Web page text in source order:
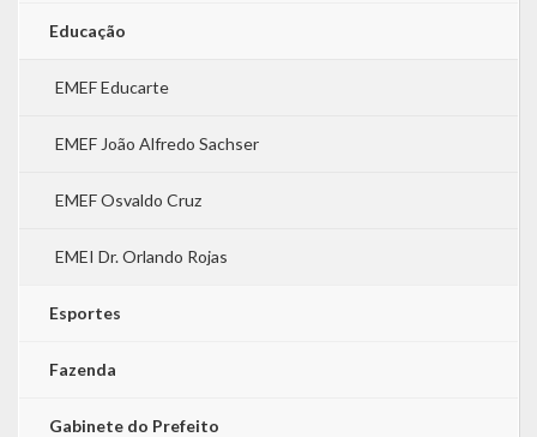
Educação
EMEF Educarte
EMEF João Alfredo Sachser
EMEF Osvaldo Cruz
EMEI Dr. Orlando Rojas
Esportes
Fazenda
Gabinete do Prefeito